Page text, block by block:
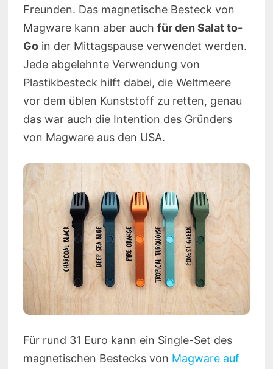
Freunden. Das magnetische Besteck von
Magware kann aber auch für den Salat to-
Goin der Mittagspause verwendet werden.
Jede abgelehnte Verwendung von
Plastikbesteck hilft dabei, die Weltmeere
vor dem üblen Kunststoff zu retten, genau
das war auch die Intention des Gründers
von Magware aus den USA.
Für rund 31 Euro kann ein Single-Set des
magnetischen Bestecks von Magware auf